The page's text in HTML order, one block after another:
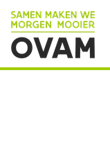
Skip to Main Content